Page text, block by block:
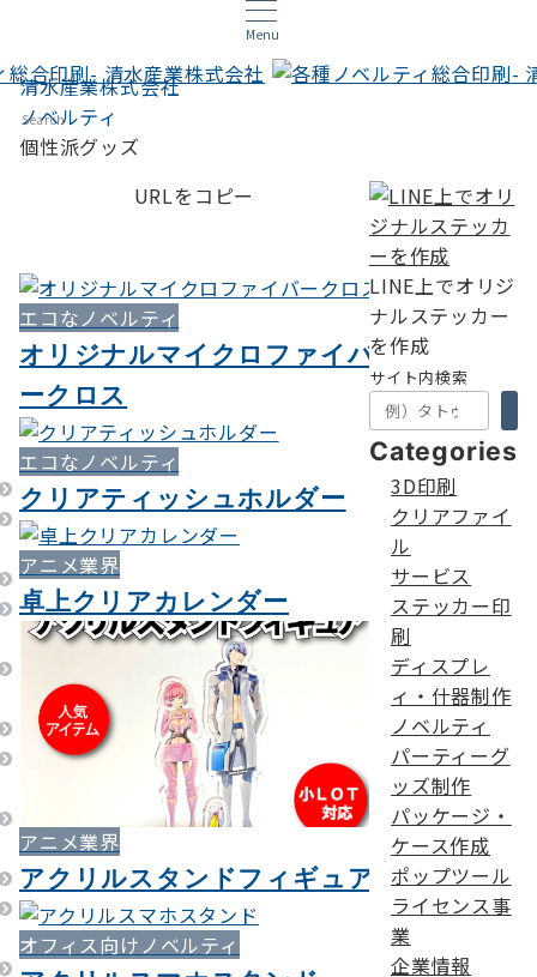
Menu
Search
清水産業株式会社
ノベルティ
個性派グッズ
URLをコピー
エコなノベルティ
オリジナルマイクロファイバ
ークロス
エコなノベルティ
クリアティッシュホルダー
アニメ業界
卓上クリアカレンダー
アニメ業界
アクリルスタンドフィギュア
オフィス向けノベルティ
LINE上でオリジ
ナルステッカー
を作成
サイト内検索
Categories
3D印刷
クリアファイ
ル
サービス
ステッカー印
刷
ディスプレ
ィ・什器制作
ノベルティ
パーティーグ
ッズ制作
パッケージ・
ケース作成
ポップツール
ライセンス事
業
企業情報